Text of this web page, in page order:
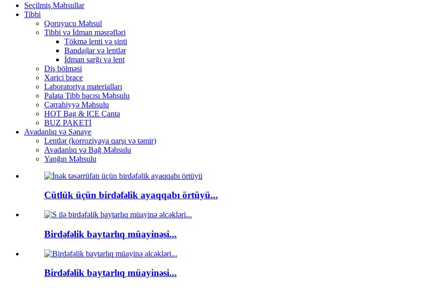
Seçilmiş Məhsullar
Tibbi
Qoruyucu Məhsul
Tibbi və İdman məsrəfləri
Tökmə lenti və şinti
Bandajlar və lentlər
İdman sarğı və lent
Diş bölməsi
Xarici brace
Laboratoriya materialları
Palata Tibb bacısı Məhsulu
Cərrahiyyə Məhsulu
HOT Bag & ICE Çanta
BUZ PAKETİ
Avadanlıq və Sənaye
Lentlər (korroziyaya qarşı və təmir)
Avadanlıq və Bağ Məhsulu
Yanğın Məhsulu
Cütlük üçün birdəfəlik ayaqqabı örtüyü...
Birdəfəlik baytarlıq müayinəsi...
Birdəfəlik baytarlıq müayinəsi...